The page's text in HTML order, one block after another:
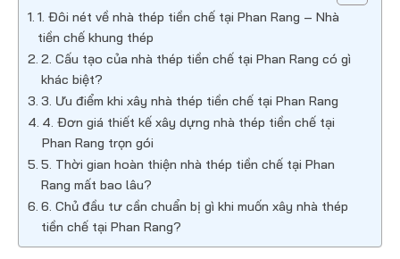
1. Đôi nét về nhà thép tiền chế tại Phan Rang – Nhà
tiền chế khung thép
2. Cấu tạo của nhà thép tiền chế tại Phan Rang có gì
khác biệt?
3. Ưu điểm khi xây nhà thép tiền chế tại Phan Rang
4. Đơn giá thiết kế xây dựng nhà thép tiền chế tại
Phan Rang trọn gói
5. Thời gian hoàn thiện nhà thép tiền chế tại Phan
Rang mất bao lâu?
6. Chủ đầu tư cần chuẩn bị gì khi muốn xây nhà thép
tiền chế tại Phan Rang?